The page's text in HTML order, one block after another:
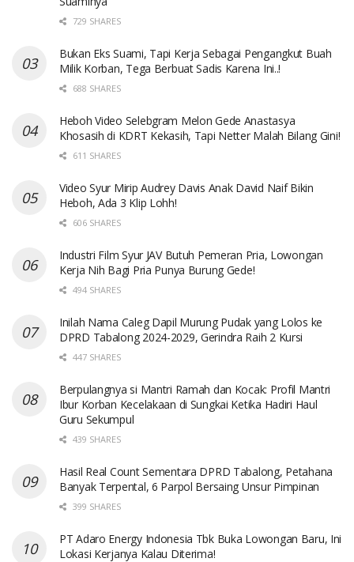
729 SHARES
Bukan Eks Suami, Tapi Kerja Sebagai Pengangkut Buah
Milik Korban, Tega Berbuat Sadis Karena Ini..!
688 SHARES
Heboh Video Selebgram Melon Gede Anastasya
Khosasih di KDRT Kekasih, Tapi Netter Malah Bilang Gini!
611 SHARES
Video Syur Mirip Audrey Davis Anak David Naif Bikin
Heboh, Ada 3 Klip Lohh!
606 SHARES
Industri Film Syur JAV Butuh Pemeran Pria, Lowongan
Kerja Nih Bagi Pria Punya Burung Gede!
494 SHARES
Inilah Nama Caleg Dapil Murung Pudak yang Lolos ke
DPRD Tabalong 2024-2029, Gerindra Raih 2 Kursi
447 SHARES
Berpulangnya si Mantri Ramah dan Kocak: Profil Mantri
Ibur Korban Kecelakaan di Sungkai Ketika Hadiri Haul
Guru Sekumpul
439 SHARES
Hasil Real Count Sementara DPRD Tabalong, Petahana
Banyak Terpental, 6 Parpol Bersaing Unsur Pimpinan
399 SHARES
PT Adaro Energy Indonesia Tbk Buka Lowongan Baru, Ini
Lokasi Kerjanya Kalau Diterima!